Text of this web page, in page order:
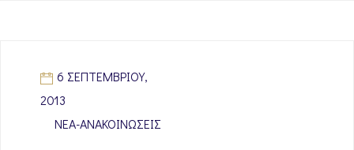
6 ΣΕΠΤΕΜΒΡΊΟΥ,
2013
ΝΈΑ-ΑΝΑΚΟΙΝΏΣΕΙΣ